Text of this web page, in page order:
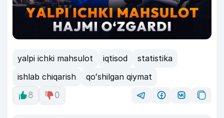
yalpi ichki mahsulot iqtisod
statistika
ishlab chiqarish
qoʻshilgan qiymat
8
0